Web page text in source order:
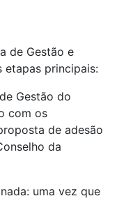
de Gestão e
etapas principais:
Gestão do
com os
de adesão
da
uma vez que